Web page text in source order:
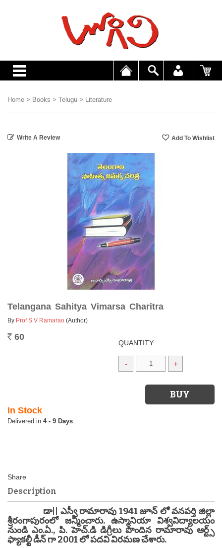
Home > Books > Telugu > Literature
Write A Review
Telangana Sahitya Vimarsa Charitra
By Prof S V Ramarao (Author)
Rs. 60
QUANTITY:
- +
In Stock
4 - 9 Days
Description
డా|| ఎస్వీ రామారావు 1941 జూన్ లో వనపర్తి జిల్లా
శ్రీరంగాపురంలో జన్మించారు. ఉస్మానియా విశ్వవిద్యాలయం
నుండి ఎం.ఏ., పి. హెచ్.డి డిగ్రీలు పొందిన రామారావు ఆర్ట్స్
ఫ్యాకల్టీ డీన్ గా 2001 లో పదవి విరమణ చేశారు.